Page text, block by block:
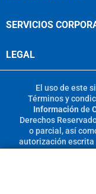
SERVICIOS
LEGAL
El uso de este
Términos y
Información de
Derechos
o parcial, así
autorización escrita